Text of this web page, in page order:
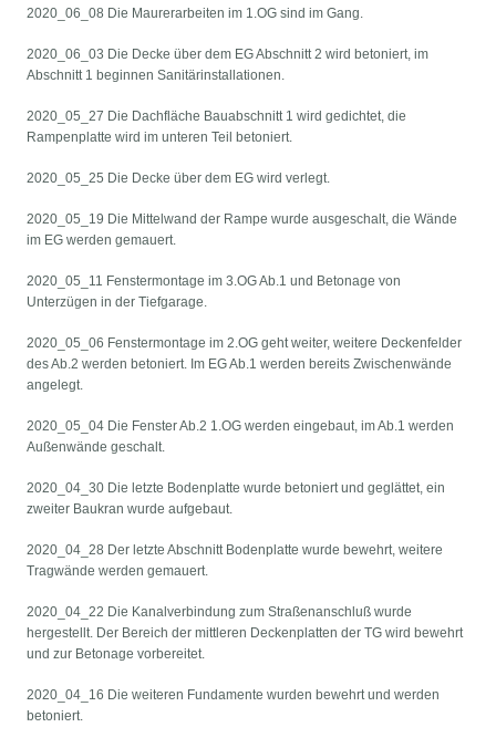
2020_06_08 Die Maurerarbeiten im 1.OG sind im Gang.
2020_06_03 Die Decke über dem EG Abschnitt 2 wird betoniert, im
Abschnitt 1 beginnen Sanitärinstallationen.
2020_05_27 Die Dachfläche Bauabschnitt 1 wird gedichtet, die
Rampenplatte wird im unteren Teil betoniert.
2020_05_25 Die Decke über dem EG wird verlegt.
2020_05_19 Die Mittelwand der Rampe wurde ausgeschalt, die Wände
im EG werden gemauert.
2020_05_11 Fenstermontage im 3.OG Ab.1 und Betonage von
Unterzügen in der Tiefgarage.
2020_05_06 Fenstermontage im 2.OG geht weiter, weitere Deckenfelder
des Ab.2 werden betoniert. Im EG Ab.1 werden bereits Zwischenwände
angelegt.
2020_05_04 Die Fenster Ab.2 1.OG werden eingebaut, im Ab.1 werden
Außenwände geschalt.
2020_04_30 Die letzte Bodenplatte wurde betoniert und geglättet, ein
zweiter Baukran wurde aufgebaut.
2020_04_28 Der letzte Abschnitt Bodenplatte wurde bewehrt, weitere
Tragwände werden gemauert.
2020_04_22 Die Kanalverbindung zum Straßenanschluß wurde
hergestellt. Der Bereich der mittleren Deckenplatten der TG wird bewehrt
und zur Betonage vorbereitet.
2020_04_16 Die weiteren Fundamente wurden bewehrt und werden
betoniert.